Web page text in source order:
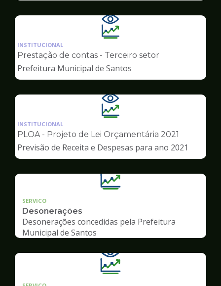
Ilustração
da
pagina
de
Transparência
INSTITUCIONAL
Prestação de contas - Terceiro setor
Prefeitura Municipal de Santos
Ilustração
da
pagina
Transparência
INSTITUCIONAL
PLOA - Projeto de Lei Orçamentária 2021
Previsão de Receita e Despesas para ano 2021
SERVICO
Desonerações
Desonerações concedidas pela Prefeitura
Municipal de Santos